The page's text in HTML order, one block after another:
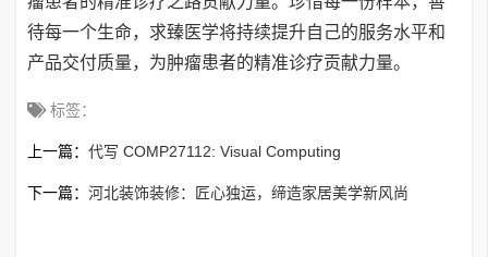
待每一个生命，求臻医学将持续提升自己的服务水平和
产品交付质量，为肿瘤患者的精准诊疗贡献力量。
标签：
上一篇： 代写 COMP27112: Visual Computing
下一篇： 河北装饰装修：匠心独运，缔造家居美学新风尚